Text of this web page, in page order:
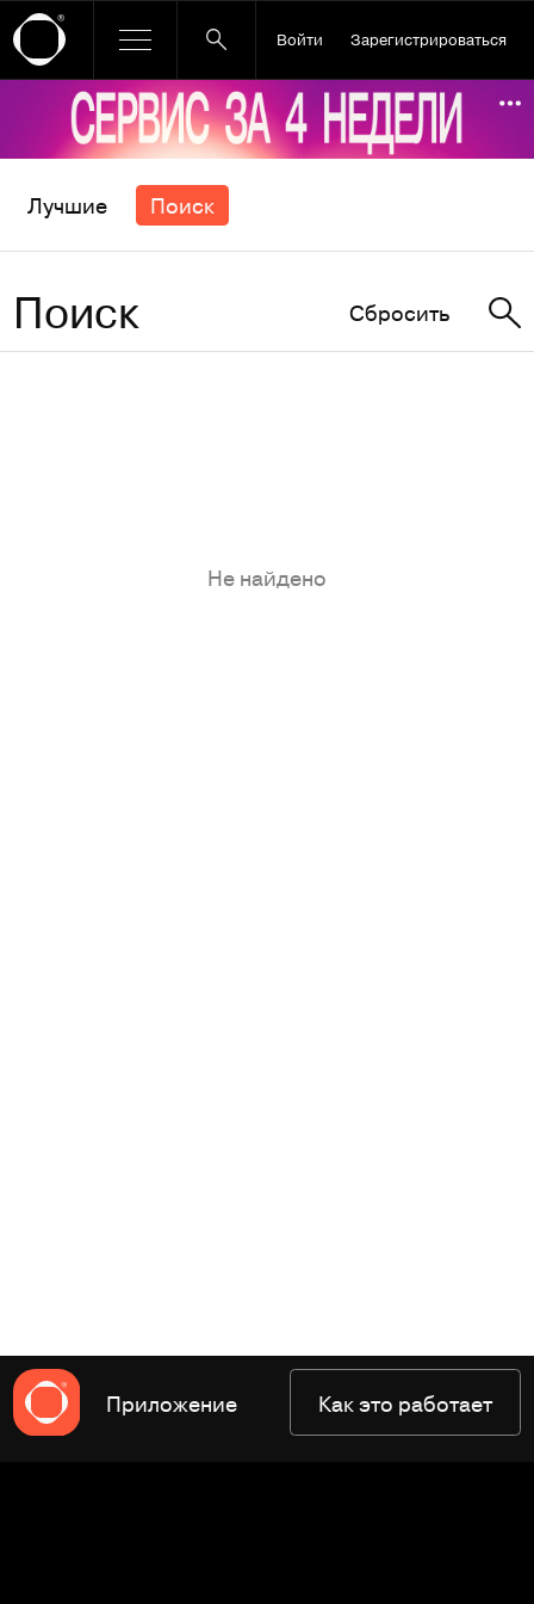
Войти Зарегистрироваться
Ссылка баннера
Лучшие Поиск
Поиск Сбросить
Не найдено
Приложение Как это работает